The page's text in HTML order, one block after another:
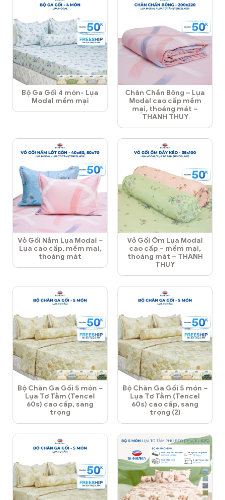
Bộ Ga Gối 4 món- Lụa
Modal mềm mại
Chăn Chần Bông – Lụa
Modal cao cấp mềm
mại, thoáng mát –
THANH THUY
Vỏ Gối Nằm Lụa Modal –
Lụa cao cấp, mềm mại,
thoáng mát
Vỏ Gối Ôm Lụa Modal
cao cấp – mềm mại,
thoáng mát – THANH
THUY
Bộ Chăn Ga Gối 5 món –
Lụa Tơ Tằm (Tencel
60s) cao cấp, sang
trọng
Bộ Chăn Ga Gối 5 món –
Lụa Tơ Tằm (Tencel
60s) cao cấp, sang
trọng (2)